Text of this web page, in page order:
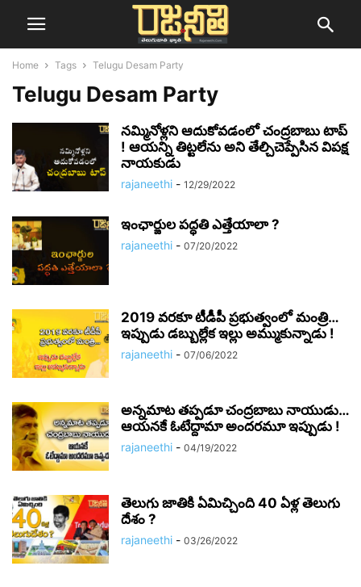
Home Tags Telugu Desam Party
Telugu Desam Party
నమ్మినోళ్లని ఆదుకోవడంలో చంద్రబాబు టాప్
! ఆయన్ని తిట్టలేను అని తేల్చిచెప్పేసిన విపక్ష
నాయకుడు
rajaneethi - 12/29/2022
ఇంఛార్జుల పద్ధతి ఎత్తేయాలా ?
rajaneethi - 07/20/2022
2019 వరకూ టీడీపీ ప్రభుత్వంలో మంత్రి…
ఇప్పుడు డబ్బుల్లేక ఇల్లు అమ్ముకున్నాడు !
rajaneethi - 07/06/2022
అన్నమాట తప్పడూ చంద్రబాబు నాయుడు…
ఆయనకే ఓటేద్దామా అందరమూ ఇప్పుడు !
rajaneethi - 04/19/2022
తెలుగు జాతికి ఏమిచ్చింది 40 ఏళ్ల తెలుగు
దేశం ?
rajaneethi - 03/26/2022